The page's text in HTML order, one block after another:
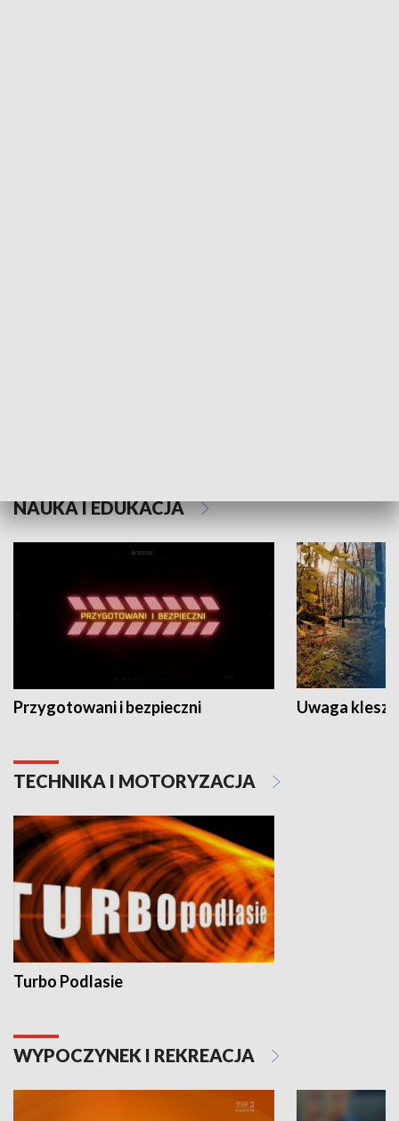
NAUKA I EDUKACJA
Przygotowani i bezpieczni Uwaga
TECHNIKA I MOTORYZACJA
Turbo Podlasie
WYPOCZYNEK I REKREACJA